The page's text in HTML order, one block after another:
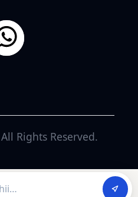
Rights Reserved.